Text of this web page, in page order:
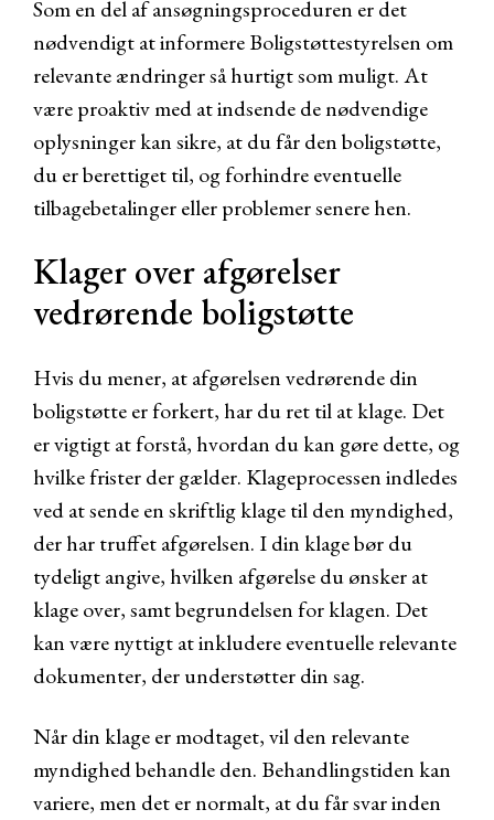
Som en del af ansøgningsproceduren er det
nødvendigt at informere Boligstøttestyrelsen om
relevante ændringer så hurtigt som muligt. At
være proaktiv med at indsende de nødvendige
oplysninger kan sikre, at du får den boligstøtte,
du er berettiget til, og forhindre eventuelle
tilbagebetalinger eller problemer senere hen.
Klager over afgørelser
vedrørende boligstøtte
Hvis du mener, at afgørelsen vedrørende din
boligstøtte er forkert, har du ret til at klage. Det
er vigtigt at forstå, hvordan du kan gøre dette, og
hvilke frister der gælder. Klageprocessen indledes
ved at sende en skriftlig klage til den myndighed,
der har truffet afgørelsen. I din klage bør du
tydeligt angive, hvilken afgørelse du ønsker at
klage over, samt begrundelsen for klagen. Det
kan være nyttigt at inkludere eventuelle relevante
dokumenter, der understøtter din sag.
Når din klage er modtaget, vil den relevante
myndighed behandle den. Behandlingstiden kan
variere, men det er normalt, at du får svar inden